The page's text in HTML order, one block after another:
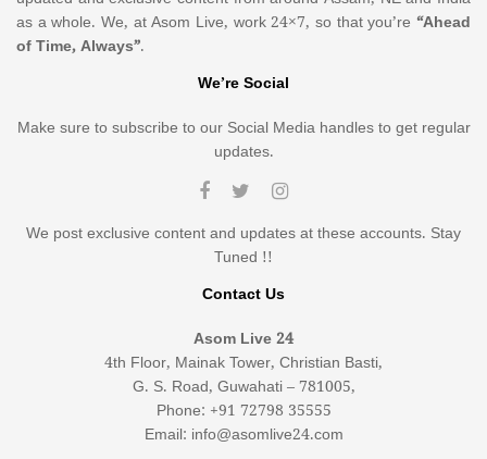
as a whole. We, at Asom Live, work 24×7, so that you’re “Ahead
of Time, Always”.
We’re Social
Make sure to subscribe to our Social Media handles to get regular
updates.
We post exclusive content and updates at these accounts. Stay
Tuned !!
Contact Us
Asom Live 24
4th Floor, Mainak Tower, Christian Basti,
G. S. Road, Guwahati – 781005,
Phone: +91 72798 35555
Email: info@asomlive24.com